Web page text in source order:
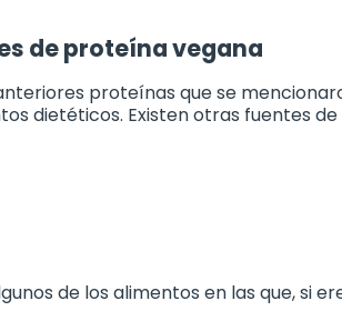
de proteína vegana
proteínas que se
dietéticos. Existen otras fuentes
de los alimentos en las que, si